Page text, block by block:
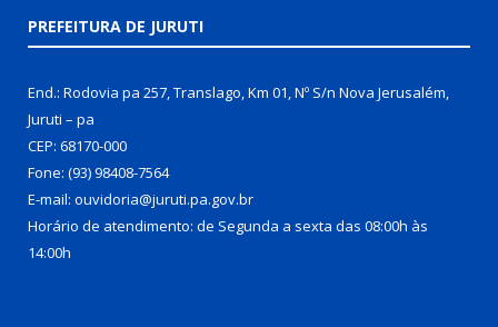
PREFEITURA DE JURUTI
End.: Rodovia pa 257, Translago, Km 01, Nº S/n Nova Jerusalém,
Juruti – pa
CEP: 68170-000
Fone: (93) 98408-7564
E-mail: ouvidoria@juruti.pa.gov.br
Horário de atendimento: de Segunda a sexta das 08:00h às
14:00h